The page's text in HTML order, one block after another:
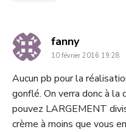
fannydit
:
10 février 2016 19:28
Aucun pb pour la
gonflé. On verra donc à la
pouvez LARGEMENT
crème à moins que vous